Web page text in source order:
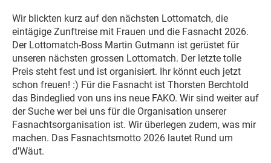
Wir blickten kurz auf den nächsten Lottomatch, die
eintägige Zunftreise mit Frauen und die Fasnacht 2026.
Der Lottomatch-Boss Martin Gutmann ist gerüstet für
unseren nächsten grossen Lottomatch. Der letzte tolle
Preis steht fest und ist organisiert. Ihr könnt euch jetzt
schon freuen! :) Für die Fasnacht ist Thorsten Berchtold
das Bindeglied von uns ins neue FAKO. Wir sind weiter auf
der Suche wer bei uns für die Organisation unserer
Fasnachtsorganisation ist. Wir überlegen zudem, was mir
machen. Das Fasnachtsmotto 2026 lautet Rund um
d'Wäut.